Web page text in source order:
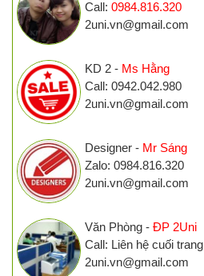
Call: 0984.816.320
2uni.vn@gmail.com
KD 2 - Ms Hằng
Call: 0942.042.980
2uni.vn@gmail.com
Designer - Mr Sáng
Zalo: 0984.816.320
2uni.vn@gmail.com
Văn Phòng - ĐP 2Uni
Call: Liên hệ cuối trang
2uni.vn@gmail.com